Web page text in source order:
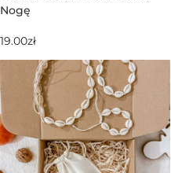
Nogę
19.00zł